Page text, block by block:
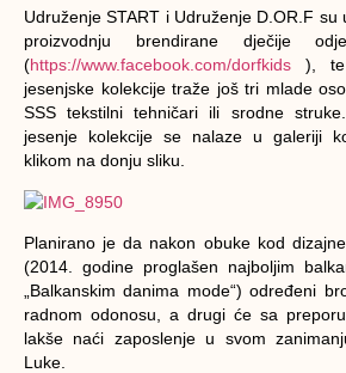
Udruženje START i Udruženje D.OR.F su
proizvodnju brendirane dječije
(https://www.facebook.com/dorfkids ), te
jesenjske kolekcije traže još tri mlade
SSS tekstilni tehničari ili srodne
jesenje kolekcije se nalaze u galeriji
klikom na donju sliku.
Planirano je da nakon obuke kod
(2014. godine proglašen najboljim
„Balkanskim danima mode“) određeni
radnom odonosu, a drugi će sa
lakše naći zaposlenje u svom
Luke.